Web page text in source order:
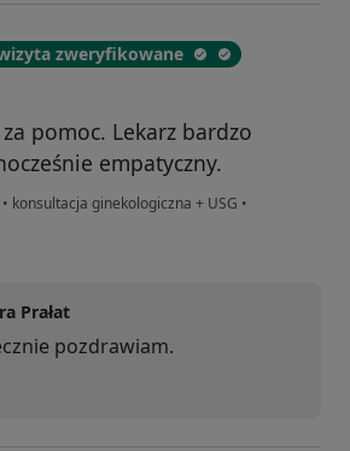
zweryfikowane
pomoc. Lekarz bardzo
empatyczny.
• konsultacja ginekologiczna + USG •
Prałat
pozdrawiam.